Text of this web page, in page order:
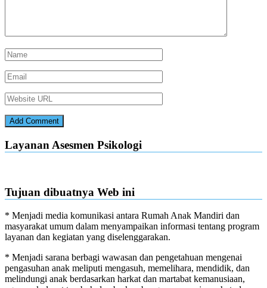
Layanan Asesmen Psikologi
Tujuan dibuatnya Web ini
* Menjadi media komunikasi antara Rumah Anak Mandiri dan
masyarakat umum dalam menyampaikan informasi tentang program
layanan dan kegiatan yang diselenggarakan.
* Menjadi sarana berbagi wawasan dan pengetahuan mengenai
pengasuhan anak meliputi mengasuh, memelihara, mendidik, dan
melindungi anak berdasarkan harkat dan martabat kemanusiaan,